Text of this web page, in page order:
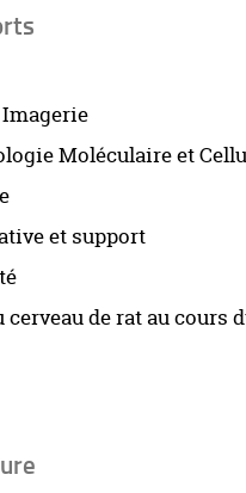
Moléculaire et
et support
de rat au cours